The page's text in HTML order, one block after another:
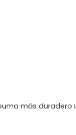
más